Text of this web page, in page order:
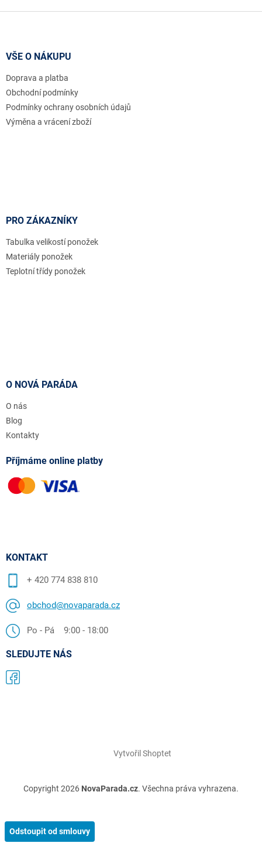
VŠE O NÁKUPU
Doprava a platba
Obchodní podmínky
Podmínky ochrany osobních údajů
Výměna a vrácení zboží
PRO ZÁKAZNÍKY
Tabulka velikostí ponožek
Materiály ponožek
Teplotní třídy ponožek
O NOVÁ PARÁDA
O nás
Blog
Kontakty
Příjmáme online platby
KONTAKT
+ 420 774 838 810
obchod@novaparada.cz
Po - Pá 9:00 - 18:00
SLEDUJTE NÁS
Vytvořil Shoptet
Copyright 2026 NovaParada.cz. Všechna práva vyhrazena.
Odstoupit od smlouvy